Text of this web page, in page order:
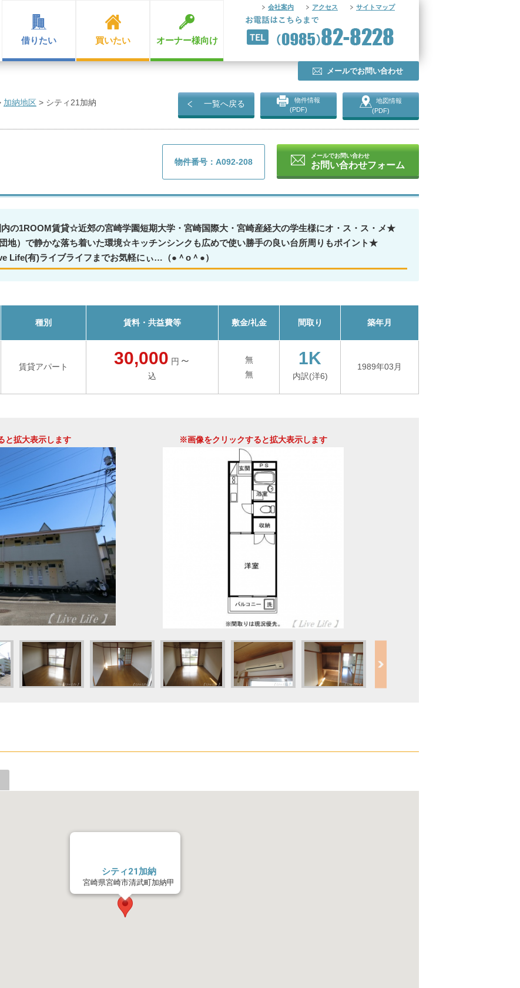
借りたい 買いたい オーナー様向け
会社案内 アクセス サイトマップ
メールでお問い合わせ
加納地区 > シティ21加納 一覧へ戻る
物件情報
(PDF)
地図情報
(PDF)
物件番号：A092-208
メールでお問い合わせ
お問い合わせフォーム
の1ROOM賃貸☆近郊の宮崎学園短期大学・宮崎国際大・宮崎産経大の学生様にオ・ス・ス・メ★
地）で静かな落ち着いた環境☆キッチンシンクも広めで使い勝手の良い台所周りもポイント★
Life(有)ライブライフまでお気軽にぃ…（●＾o＾●）
種別 賃料・共益費等 敷金/礼金 間取り 築年月
賃貸アパート 30,000 円 ～
込
無
無
1K
内訳(洋6)
1989年03月
と拡大表示します ※画像をクリックすると拡大表示します
シティ21加納
宮崎県宮崎市清武町加納甲